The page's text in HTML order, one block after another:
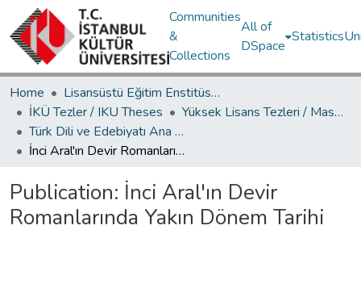
Communities
&
Collections
All of
DSpace
Statistics
Home
Lisansüstü Eğitim Enstitüsü / Postgraduate Education Institute
İKÜ Tezler / IKU Theses
Yüksek Lisans Tezleri / Master's Theses
Türk Dili ve Edebiyatı Ana Bilim Dalı / Department of Turkish Language and Literature
İnci Aral'ın Devir Romanlarında Yakın Dönem Tarihi
Publication: İnci Aral'ın Devir
Romanlarında Yakın Dönem Tarihi